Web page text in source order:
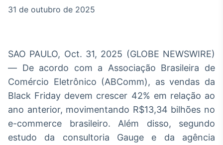
real
Broadcast
Energia
O setor de
energia elétrica
no Brasil
31 de outubro de 2025
SAO PAULO, Oct. 31, 2025 (GLOBE NEWSWIRE)
— De acordo com a Associação Brasileira de
Comércio Eletrônico (ABComm), as vendas da
Black Friday devem crescer 42% em relação ao
ano anterior, movimentando R$13,34 bilhões no
e-commerce brasileiro. Além disso, segundo
estudo da consultoria Gauge e da agência